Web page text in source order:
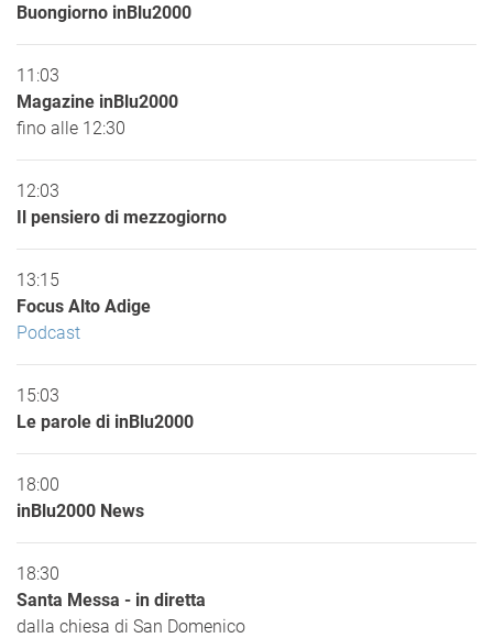
Buongiorno inBlu2000
11:03
Magazine inBlu2000
fino alle 12:30
12:03
Il pensiero di mezzogiorno
13:15
Focus Alto Adige
Podcast
15:03
Le parole di inBlu2000
18:00
inBlu2000 News
18:30
Santa Messa - in diretta
dalla chiesa di San Domenico